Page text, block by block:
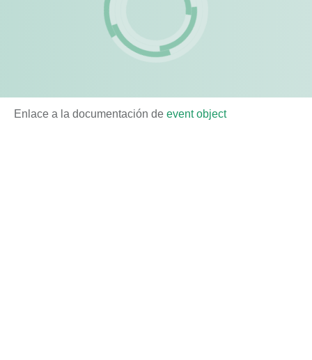
Enlace a la documentación de event object